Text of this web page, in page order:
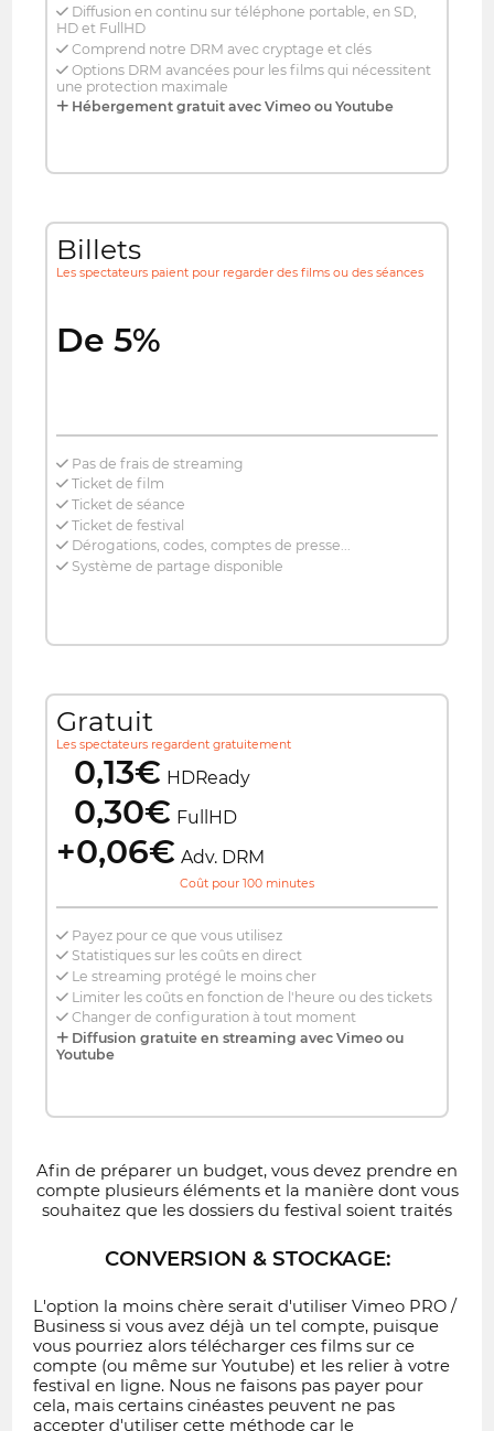
Diffusion en continu sur téléphone portable, en SD,
HD et FullHD
Comprend notre DRM avec cryptage et clés
Options DRM avancées pour les films qui nécessitent
une protection maximale
Hébergement gratuit avec Vimeo ou Youtube
Billets
Les spectateurs paient pour regarder des films ou des séances
De 5%
Pas de frais de streaming
Ticket de film
Ticket de séance
Ticket de festival
Dérogations, codes, comptes de presse...
Système de partage disponible
Gratuit
Les spectateurs regardent gratuitement
0,13€ HDReady
0,30€ FullHD
+0,06€ Adv. DRM
Coût pour 100 minutes
Payez pour ce que vous utilisez
Statistiques sur les coûts en direct
Le streaming protégé le moins cher
Limiter les coûts en fonction de l'heure ou des tickets
Changer de configuration à tout moment
Diffusion gratuite en streaming avec Vimeo ou
Youtube
Afin de préparer un budget, vous devez prendre en
compte plusieurs éléments et la manière dont vous
souhaitez que les dossiers du festival soient traités
CONVERSION & STOCKAGE:
L'option la moins chère serait d'utiliser Vimeo PRO /
Business si vous avez déjà un tel compte, puisque
vous pourriez alors télécharger ces films sur ce
compte (ou même sur Youtube) et les relier à votre
festival en ligne. Nous ne faisons pas payer pour
cela, mais certains cinéastes peuvent ne pas
accepter d'utiliser cette méthode car le